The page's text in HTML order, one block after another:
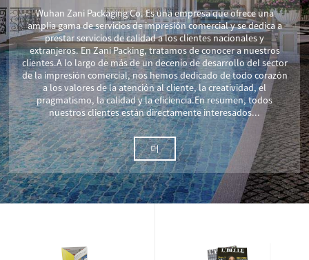
Wuhan Zani Packaging Co. Es una empresa que ofrece una
amplia gama de servicios de impresión comercial y se dedica a
prestar servicios de calidad a los clientes nacionales y
extranjeros. En Zani Packing, tratamos de conocer a nuestros
clientes.A lo largo de más de un decenio de desarrollo del sector
de la impresión comercial, nos hemos dedicado de todo corazón
a los valores de la atención al cliente, la creatividad, el
pragmatismo, la calidad y la eficiencia.En resumen, todos
nuestros clientes están directamente interesados...
더